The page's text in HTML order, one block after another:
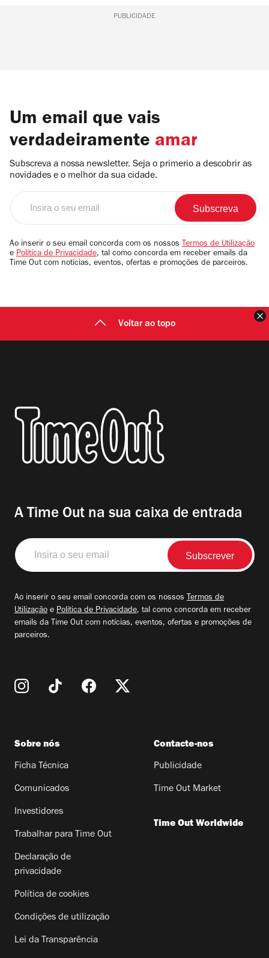
PUBLICIDADE
Um email que vais
verdadeiramente amar
Subscreva a nossa newsletter. Seja o primerio a descobrir as
novidades e o melhor da sua cidade.
email
Ao inserir o seu email concorda com os nossos Termos de Utilização
e Política de Privacidade, tal como concorda em receber emails da
Time Out com notícias, eventos, ofertas e promoções de parceiros.
Voltar ao topo
A Time Out na sua caixa de entrada
Insira
o
seu
Ao inserir o seu email concorda com os nossos Termos de
Utilização e Política de Privacidade, tal como concorda em receber
emails da Time Out com notícias, eventos, ofertas e promoções de
parceiros.
Sobre nós
Ficha Técnica
Comunicados
Investidores
Trabalhar para Time Out
Declaração de
privacidade
Política de cookies
Condições de utilização
Lei da Transparência
Contacte-nos
Publicidade
Time Out Market
Time Out Worldwide